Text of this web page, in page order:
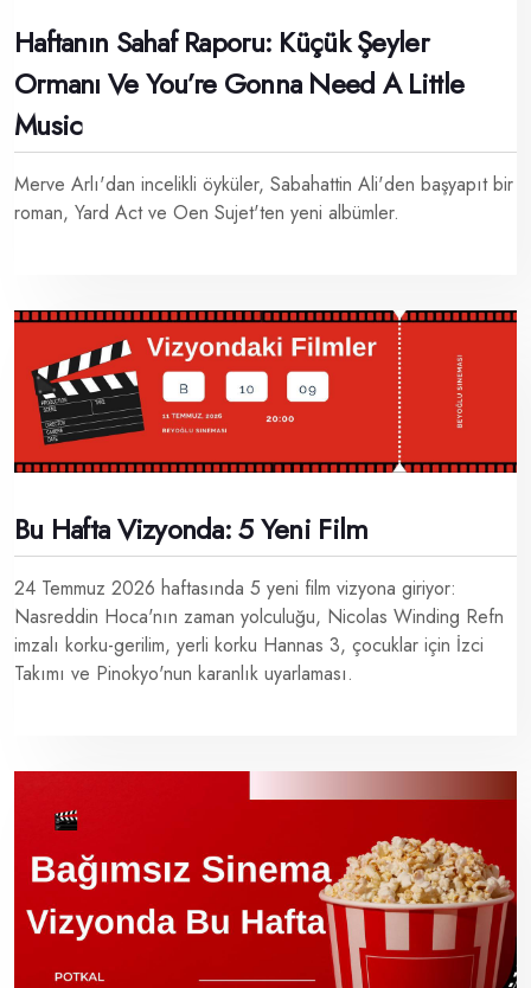
Haftanın Sahaf Raporu: Küçük Şeyler
Ormanı Ve You’re Gonna Need A Little
Music
Merve Arlı'dan incelikli öyküler, Sabahattin Ali'den başyapıt bir
roman, Yard Act ve Oen Sujet'ten yeni albümler.
Bu Hafta Vizyonda: 5 Yeni Film
24 Temmuz 2026 haftasında 5 yeni film vizyona giriyor:
Nasreddin Hoca'nın zaman yolculuğu, Nicolas Winding Refn
imzalı korku-gerilim, yerli korku Hannas 3, çocuklar için İzci
Takımı ve Pinokyo'nun karanlık uyarlaması.